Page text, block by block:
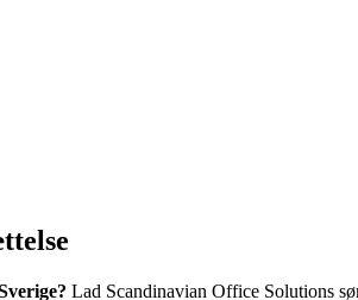
Lad Scandinavian Office Solutions